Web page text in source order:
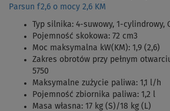
Parsun f2,6 o mocy 2,6 KM
Typ silnika: 4-suwowy, 1-cylindrowy,
Pojemność skokowa: 72 cm3
Moc maksymalna kW(KM): 1,9 (2,6)
Zakres obrotów przy pełnym
5750
Maksymalne zużycie paliwa: 1,1 l/h
Pojemność zbiornika paliwa: 1,2 l
Masa własna: 17 kg (S)/18 kg (L)